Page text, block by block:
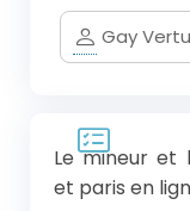
Gay Vertu
Le mineur et
et paris en